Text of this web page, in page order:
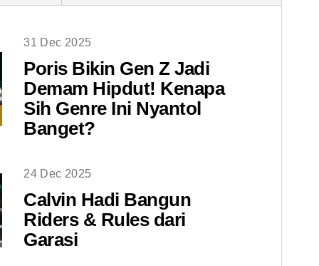
31 Dec 2025
Poris Bikin Gen Z Jadi
Demam Hipdut! Kenapa
Sih Genre Ini Nyantol
Banget?
24 Dec 2025
Calvin Hadi Bangun
Riders & Rules dari
Garasi